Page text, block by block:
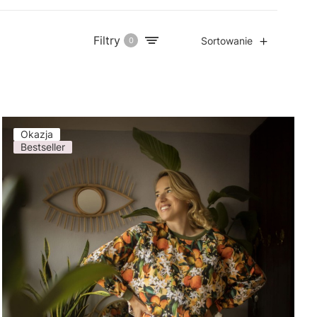
Filtry 0 Sortowanie
Okazja
Bestseller